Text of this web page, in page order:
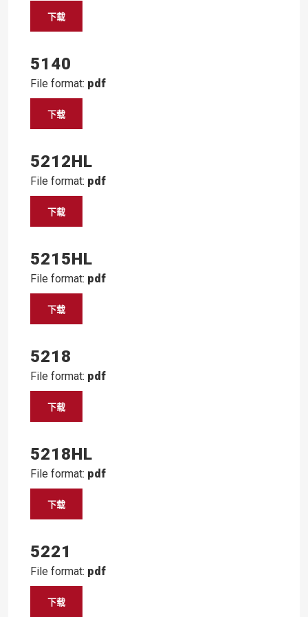
下载
5140
File format: pdf
下载
5212HL
File format: pdf
下载
5215HL
File format: pdf
下载
5218
File format: pdf
下载
5218HL
File format: pdf
下载
5221
File format: pdf
下载